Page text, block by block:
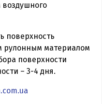
воздушного
поверхность
рулонным материалом
поверхности
– 3-4 дня.